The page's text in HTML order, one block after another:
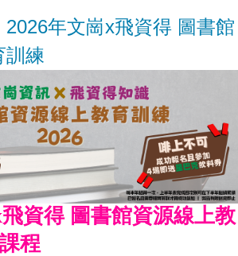
2026年文崗x飛資得 圖書館
訓練
資得 圖書館資源線上教
程